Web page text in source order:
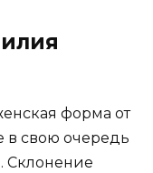
форма от
в свою очередь
Склонение